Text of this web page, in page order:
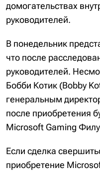
домогательствах
руководителей.
В понедельник
что после
руководителей.
Бобби Котик (Bobby
генеральным
после приобретения
Microsoft Gaming
Если сделка
приобретение